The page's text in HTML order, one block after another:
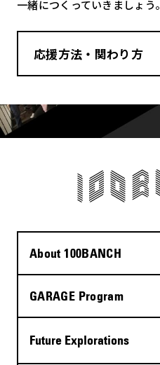
一緒につくっていきましょう。
応援方法・関わり方
About 100BANCH
GARAGE Program
Future Explorations